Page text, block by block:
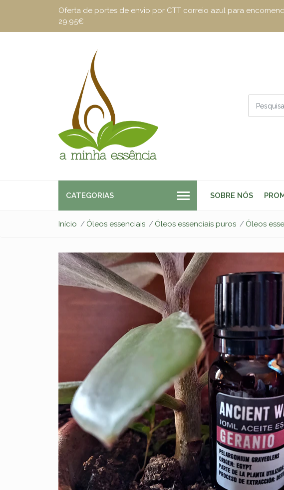
Oferta de portes de envio por CTT correio azul para
29.95€
CATEGORIAS SOBRE NÓS
Início Óleos essenciais Óleos essenciais puros Óleos